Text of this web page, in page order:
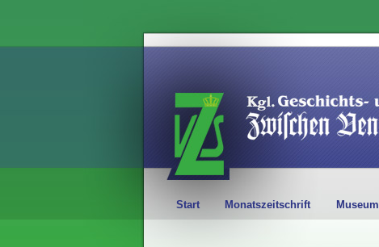
Start Monatszeitschrift Museum